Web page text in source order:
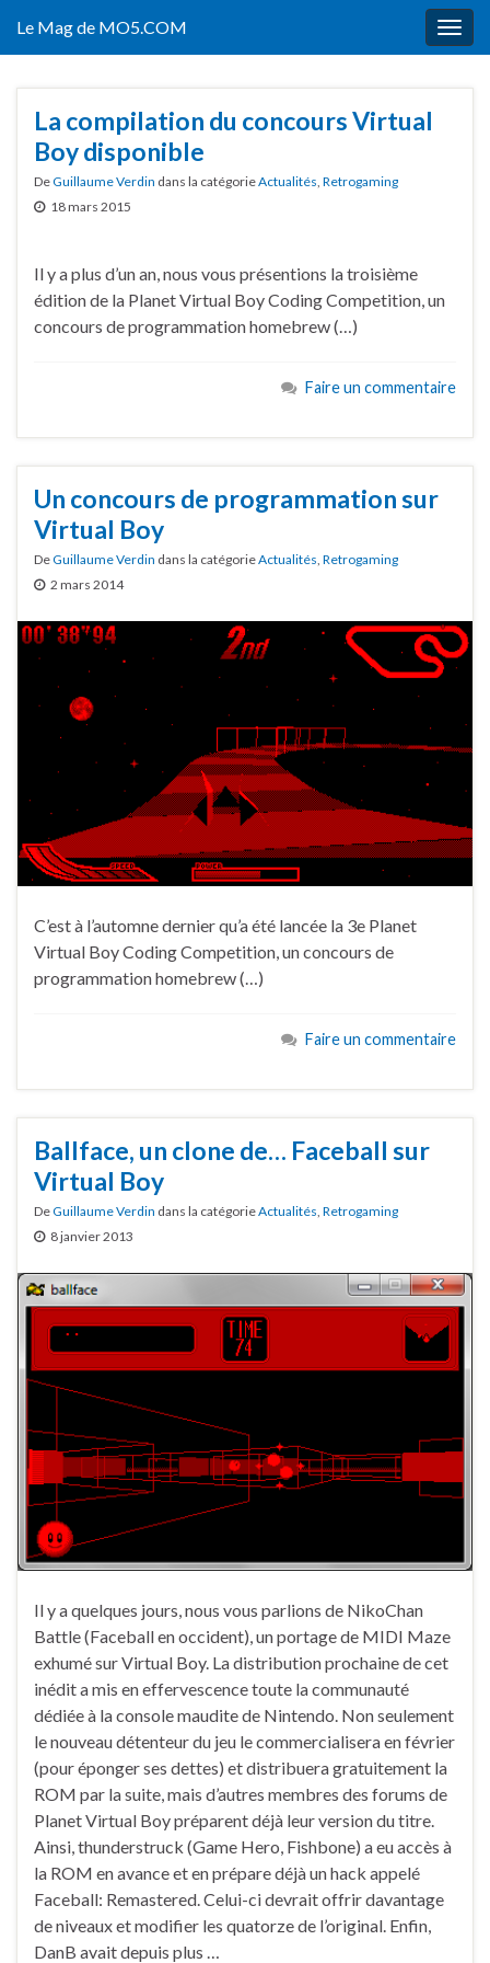
Le Mag de MO5.COM
La compilation du concours Virtual
Boy disponible
DeGuillaume Verdin dans la catégorieActualités, Retrogaming
18 mars 2015
Il y a plus d’un an, nous vous présentions la troisième
édition de la Planet Virtual Boy Coding Competition, un
concours de programmation homebrew (…)
Faire un commentaire
Un concours de programmation sur
Virtual Boy
DeGuillaume Verdin dans la catégorieActualités Retrogaming
2 mars 2014
C’est à l’automne dernier qu’a été lancée la 3e Planet
Virtual Boy Coding Competition, un concours de
programmation homebrew (…)
Faire un commentaire
Ballface, un clone de… Faceball sur
Virtual Boy
DeGuillaume Verdin dans la catégorieActualités Retrogaming
8 janvier 2013
Il y a quelques jours, nous vous parlions de NikoChan
Battle (Faceball en occident), un portage de MIDI Maze
exhumé sur Virtual Boy. La distribution prochaine de cet
inédit a mis en effervescence toute la communauté
dédiée à la console maudite de Nintendo. Non seulement
le nouveau détenteur du jeu le commercialisera en février
(pour éponger ses dettes) et distribuera gratuitement la
ROM par la suite, mais d’autres membres des forums de
Planet Virtual Boy préparent déjà leur version du titre.
Ainsi, thunderstruck (Game Hero, Fishbone) a eu accès à
la ROM en avance et en prépare déjà un hack appelé
Faceball: Remastered. Celui-ci devrait offrir davantage
de niveaux et modifier les quatorze de l’original. Enfin,
DanB avait depuis plus …